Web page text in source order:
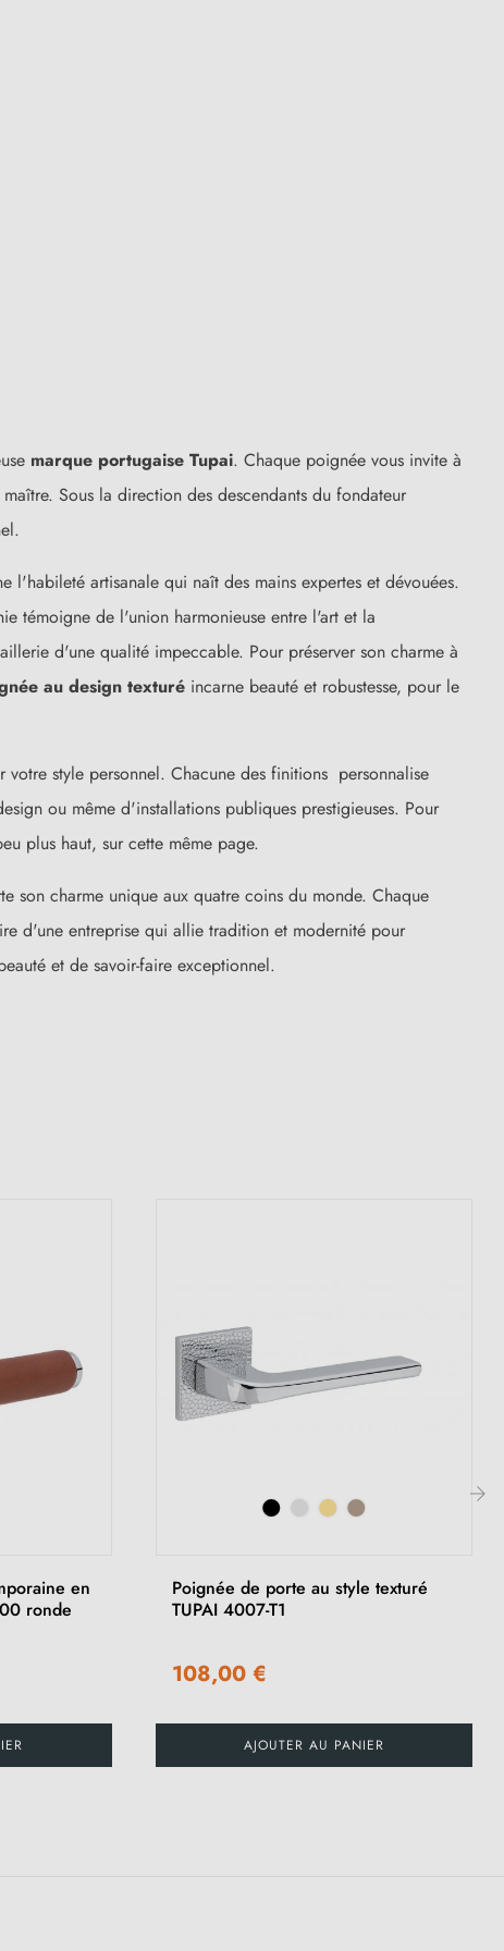
marque portugaise Tupai. Chaque poignée vous invite à
Sous la direction des descendants du fondateur
l'habileté artisanale qui naît des mains expertes et dévouées.
témoigne de l'union harmonieuse entre l'art et la
d'une qualité impeccable. Pour préserver son charme à
au design texturé incarne beauté et robustesse, pour le
style personnel. Chacune des finitions personnalise
ou même d'installations publiques prestigieuses. Pour
plus haut, sur cette même page.
son charme unique aux quatre coins du monde. Chaque
d'une entreprise qui allie tradition et modernité pour
et de savoir-faire exceptionnel.
en
ronde
Poignée de porte au style texturé
TUPAI 4007-T1
108,00 €
AJOUTER AU PANIER